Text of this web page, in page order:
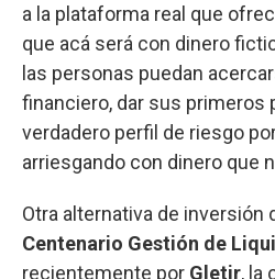
a la plataforma real que
que acá será con dinero
las personas puedan
financiero, dar sus primeros
verdadero perfil de riesgo
arriesgando con dinero que
Otra alternativa de inversión
Centenario Gestión de
recientemente por Gletir, la